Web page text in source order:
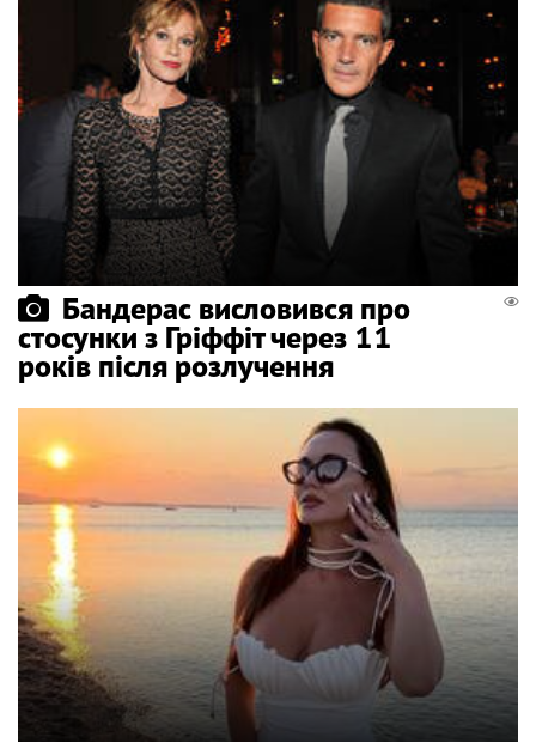
Бандерас висловився про
стосунки з Гріффіт через 11
років після розлучення